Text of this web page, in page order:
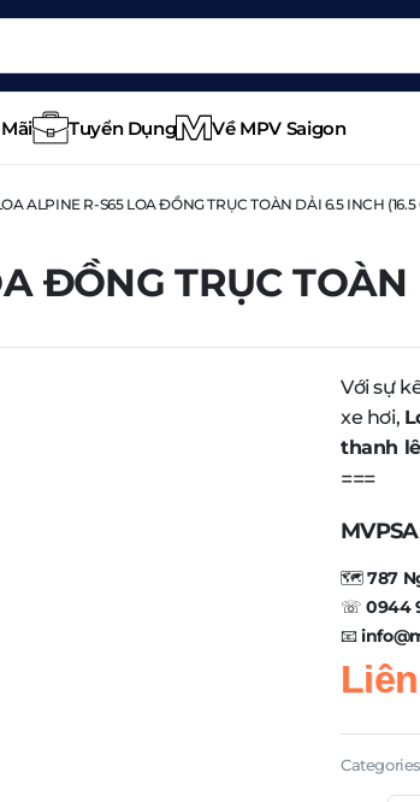
Tuyển Dụng Về MPV Saigon
ALPINE R-S65 LOA ĐỒNG TRỤC TOÀN DẢI 6.5 INCH (16.5
ĐỒNG TRỤC TOÀN
Với sự
xe hơi,
thanh
===
🗺️787
☏0944
📧